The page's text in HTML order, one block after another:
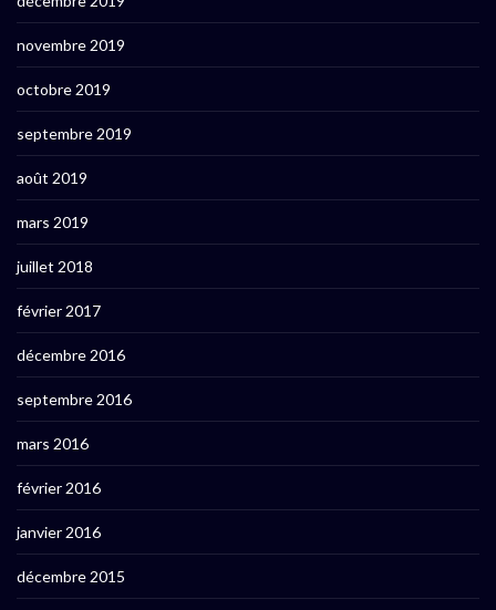
novembre 2019
octobre 2019
septembre 2019
août 2019
mars 2019
juillet 2018
février 2017
décembre 2016
septembre 2016
mars 2016
février 2016
janvier 2016
décembre 2015